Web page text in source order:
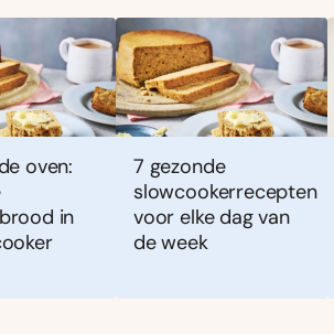
oven:
in
7 gezonde
slowcookerrecepten
voor elke dag van
de week